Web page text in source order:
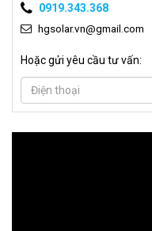
0919.343.368
hgsolar.vn@gmail.com
Hoặc gửi yêu cầu tư vấn: